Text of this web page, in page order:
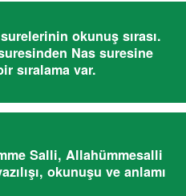
okunuş sırası.
Nas suresine
sıralama var.
Salli, Allahümmesalli
okunuşu ve anlamı